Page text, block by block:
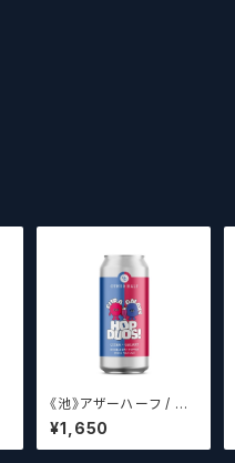
《池》アザーハーフ / Ot
her Half Brewing Ho
p Duos! - Citra + Ga
laxy 【クラフトビールシ
¥1,650